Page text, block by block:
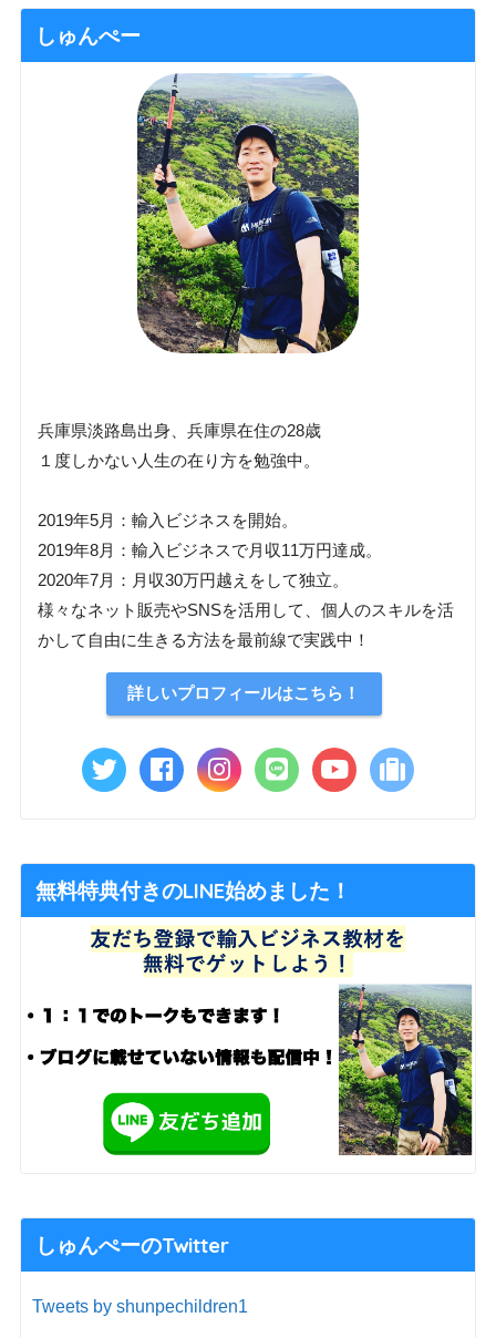
しゅんぺー
兵庫県淡路島出身、兵庫県在住の28歳
１度しかない人生の在り方を勉強中。
2019年5月：輸入ビジネスを開始。
2019年8月：輸入ビジネスで月収11万円達成。
2020年7月：月収30万円越えをして独立。
様々なネット販売やSNSを活用して、個人のスキルを活
かして自由に生きる方法を最前線で実践中！
詳しいプロフィールはこちら！
無料特典付きのLINE始めました！
しゅんぺーのTwitter
Tweets by shunpechildren1